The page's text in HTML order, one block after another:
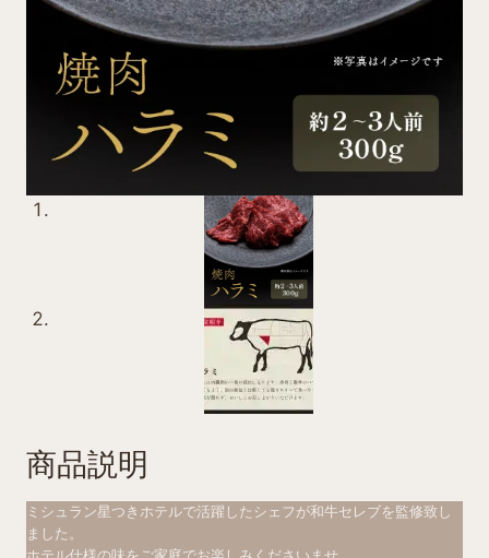
商品説明
ミシュラン星つきホテルで活躍したシェフが和牛セレブを監修致し
ました。